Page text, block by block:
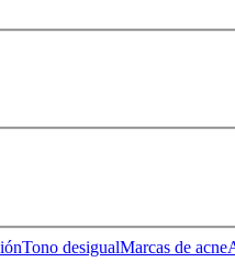
Tono desigualMarcas de acne